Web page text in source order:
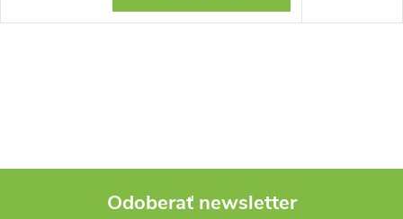
Odoberať newsletter